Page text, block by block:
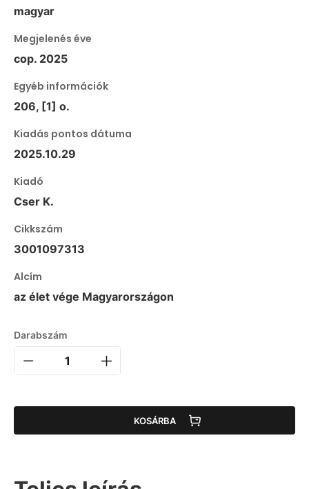
magyar
Megjelenés éve
cop. 2025
Egyéb információk
206, [1] o.
Kiadás pontos dátuma
2025.10.29
Kiadó
Cser K.
Cikkszám
3001097313
Alcím
az élet vége Magyarországon
Darabszám
KOSÁRBA